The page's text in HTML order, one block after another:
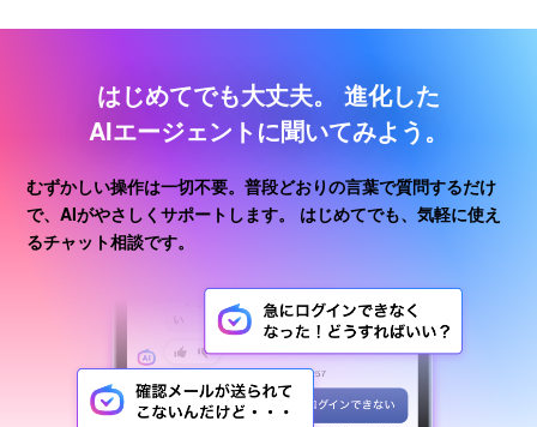
はじめてでも大丈夫。
進化した
AIエージェントに聞いてみよう。
むずかしい操作は一切不要。普段どおりの言葉で質問するだけ
で、AIがやさしくサポートします。
はじめてでも、気軽に使え
るチャット相談です。